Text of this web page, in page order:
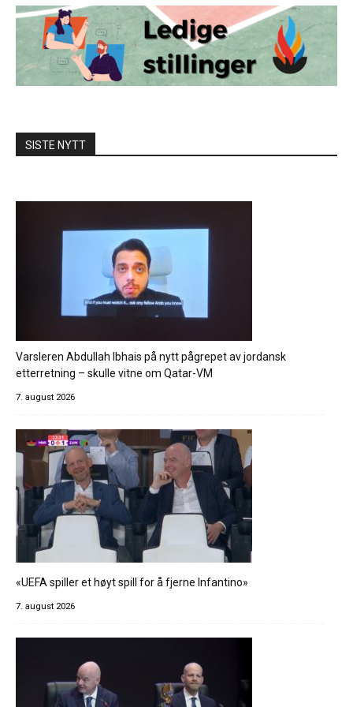
SISTE NYTT
Varsleren Abdullah Ibhais på nytt pågrepet av jordansk
etterretning – skulle vitne om Qatar-VM
7. august 2026
«UEFA spiller et høyt spill for å fjerne Infantino»
7. august 2026